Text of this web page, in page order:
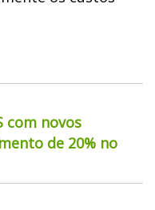
com novos
de 20% no